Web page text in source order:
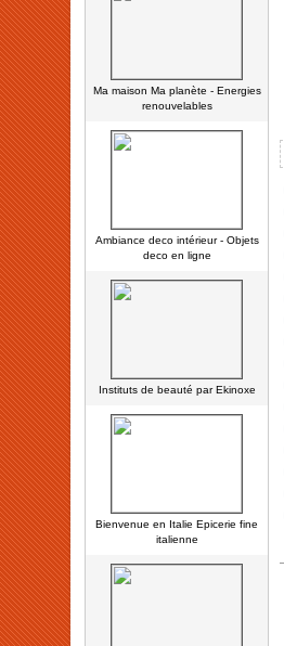
Ma maison Ma planète - Energies
renouvelables
Ambiance deco intérieur - Objets
deco en ligne
Instituts de beauté par Ekinoxe
Bienvenue en Italie Epicerie fine
italienne